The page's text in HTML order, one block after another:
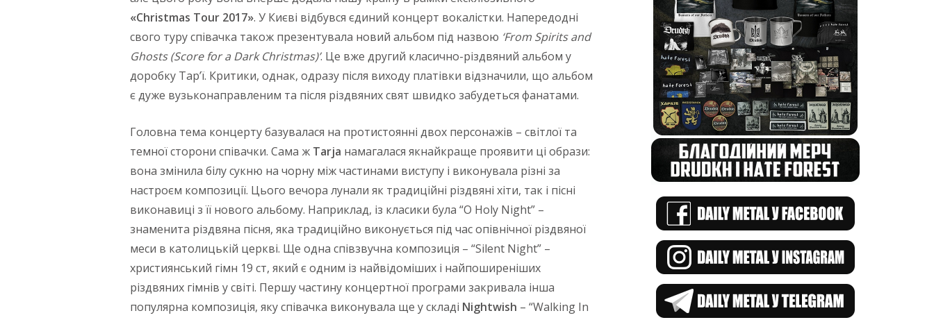
«Christmas Tour 2017». У Києві відбувся єдиний концерт вокалістки. Напередодні
свого туру співачка також презентувала новий альбом під назвою ‘From Spirits and
Ghosts (Score for a Dark Christmas)’. Це вже другий класично-різдвяний альбом у
доробку Тар’ї. Критики, однак, одразу після виходу платівки відзначили, що альбом
є дуже вузьконаправленим та після різдвяних свят швидко забудеться фанатами.
Головна тема концерту базувалася на протистоянні двох персонажів – світлої та
темної сторони співачки. Сама ж Tarja намагалася якнайкраще проявити ці образи:
вона змінила білу сукню на чорну між частинами виступу і виконувала різні за
настроєм композиції. Цього вечора лунали як традиційні різдвяні хіти, так і пісні
виконавиці з її нового альбому. Наприклад, із класики була “O Holy Night” –
знаменита різдвяна пісня, яка традиційно виконується під час опівнічної різдвяної
меси в католицькій церкві. Ще одна співзвучна композиція – “Silent Night” –
християнський гімн 19 ст, який є одним із найвідоміших і найпоширеніших
різдвяних гімнів у світі. Першу частину концертної програми закривала інша
популярна композиція, яку співачка виконувала ще у складі Nightwish – “Walking In